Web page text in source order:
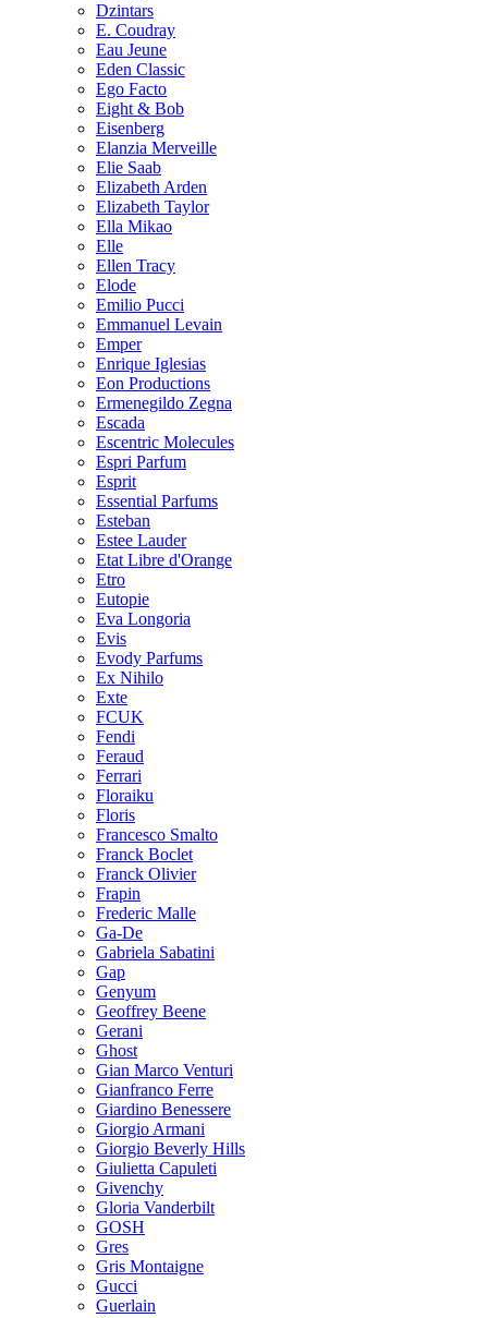
Dzintars
E. Coudray
Eau Jeune
Eden Classic
Ego Facto
Eight & Bob
Eisenberg
Elanzia Merveille
Elie Saab
Elizabeth Arden
Elizabeth Taylor
Ella Mikao
Elle
Ellen Tracy
Elode
Emilio Pucci
Emmanuel Levain
Emper
Enrique Iglesias
Eon Productions
Ermenegildo Zegna
Escada
Escentric Molecules
Espri Parfum
Esprit
Essential Parfums
Esteban
Estee Lauder
Etat Libre d'Orange
Etro
Eutopie
Eva Longoria
Evis
Evody Parfums
Ex Nihilo
Exte
FCUK
Fendi
Feraud
Ferrari
Floraiku
Floris
Francesco Smalto
Franck Boclet
Franck Olivier
Frapin
Frederic Malle
Ga-De
Gabriela Sabatini
Gap
Genyum
Geoffrey Beene
Gerani
Ghost
Gian Marco Venturi
Gianfranco Ferre
Giardino Benessere
Giorgio Armani
Giorgio Beverly Hills
Giulietta Capuleti
Givenchy
Gloria Vanderbilt
GOSH
Gres
Gris Montaigne
Gucci
Guerlain